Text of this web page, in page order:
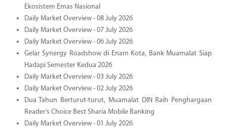
Ekosistem Emas Nasional
Daily Market Overview - 08 July 2026
Daily Market Overview - 07 July 2026
Daily Market Overview - 06 July 2026
Gelar Synergy Roadshow di Enam Kota, Bank Muamalat Siap
Hadapi Semester Kedua 2026
Daily Market Overview - 03 July 2026
Daily Market Overview - 02 July 2026
Dua Tahun Berturut-turut, Muamalat DIN Raih Penghargaan
Reader’s Choice Best Sharia Mobile Banking
Daily Market Overview - 01 July 2026